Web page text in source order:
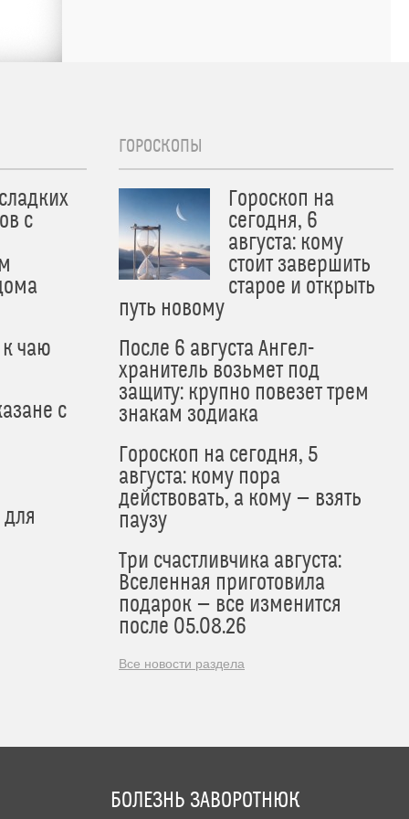
с
чаю
с
ГОРОСКОПЫ
Гороскоп на
сегодня, 6
августа: кому
стоит завершить
старое и открыть
путь новому
После 6 августа Ангел-
хранитель возьмет под
защиту: крупно повезет трем
знакам зодиака
Гороскоп на сегодня, 5
августа: кому пора
действовать, а кому — взять
паузу
Три счастливчика августа:
Вселенная приготовила
подарок — все изменится
после 05.08.26
Все новости раздела
БОЛЕЗНЬ ЗАВОРОТНЮК